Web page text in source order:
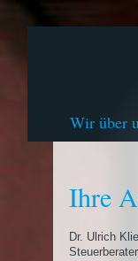
Wir über
Ihre
Dr. Ulrich